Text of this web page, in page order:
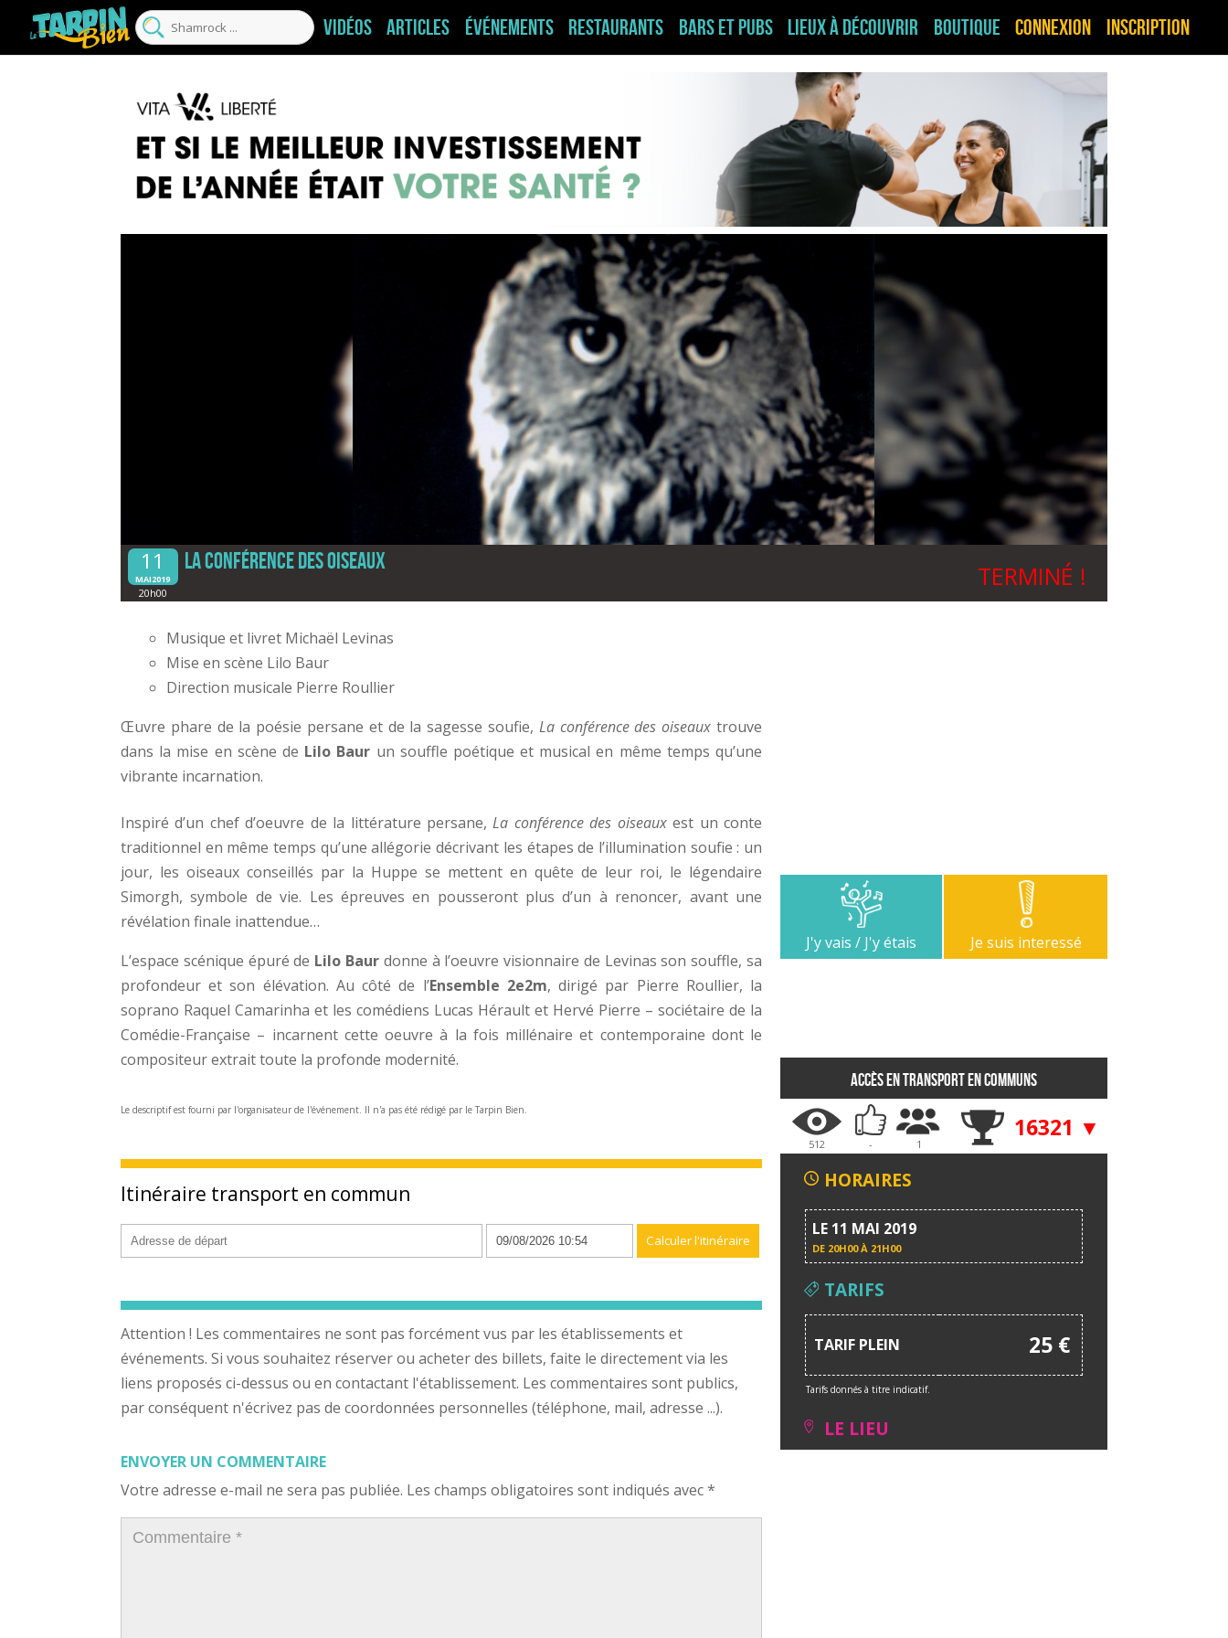
Vidéos Articles Événements Restaurants Bars et pubs Lieux à découvrir Boutique Connexion Inscription
11
MAI2019
20h00
La conférence des oiseaux TERMINÉ !
Musique et livret Michaël Levinas
Mise en scène Lilo Baur
Direction musicale Pierre Roullier
Œuvre phare de la poésie persane et de la sagesse soufie, La conférence des oiseaux trouve
dans la mise en scène de Lilo Baur un souffle poétique et musical en même temps qu’une
vibrante incarnation.
Inspiré d’un chef d’oeuvre de la littérature persane,La conférence des oiseauxest un conte
traditionnel en même temps qu’une allégorie décrivant les étapes de l’illumination soufie : un
jour, les oiseaux conseillés par la Huppe se mettent en quête de leur roi, le légendaire
Simorgh, symbole de vie. Les épreuves en pousseront plus d’un à renoncer, avant une
révélation finale inattendue…
L’espace scénique épuré de Lilo Baurdonne à l’oeuvre visionnaire de Levinas son souffle, sa
profondeur et son élévation. Au côté de l’Ensemble 2e2m, dirigé par Pierre Roullier, la
soprano Raquel Camarinha et les comédiens Lucas Hérault et Hervé Pierre – sociétaire de la
Comédie-Française – incarnent cette oeuvre à la fois millénaire et contemporaine dont le
compositeur extrait toute la profonde modernité.
Le descriptif est fourni par l'organisateur de l'événement. Il n'a pas été rédigé par le Tarpin Bien.
Itinéraire transport en commun
Attention ! Les commentaires ne sont pas forcément vus par les établissements et
événements. Si vous souhaitez réserver ou acheter des billets, faite le directement via les
liens proposés ci-dessus ou en contactant l'établissement. Les commentaires sont publics,
par conséquent n'écrivez pas de coordonnées personnelles (téléphone, mail, adresse ...).
ENVOYER UN COMMENTAIRE
Votre adresse e-mail ne sera pas publiée. Les champs obligatoires sont indiqués avec*
J'y vais / J'y étais Je suis interessé
Accès en transport en communs
512 - 1
16321 ▼
HORAIRES
LE 11 MAI 2019
DE 20H00 À 21H00
TARIFS
TARIF PLEIN 25 €
Tarifs donnés à titre indicatif.
LE LIEU